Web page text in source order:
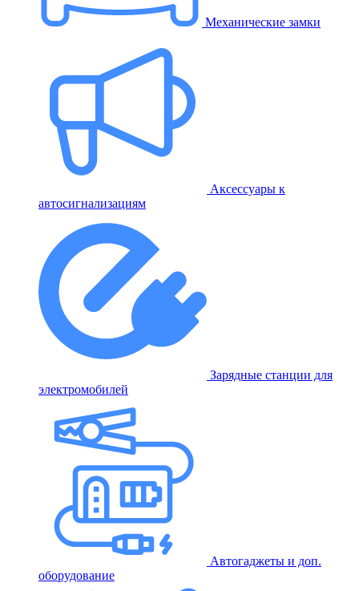
Механические замки
Аксессуары к
автосигнализациям
Зарядные станции для
электромобилей
Автогаджеты и доп.
оборудование